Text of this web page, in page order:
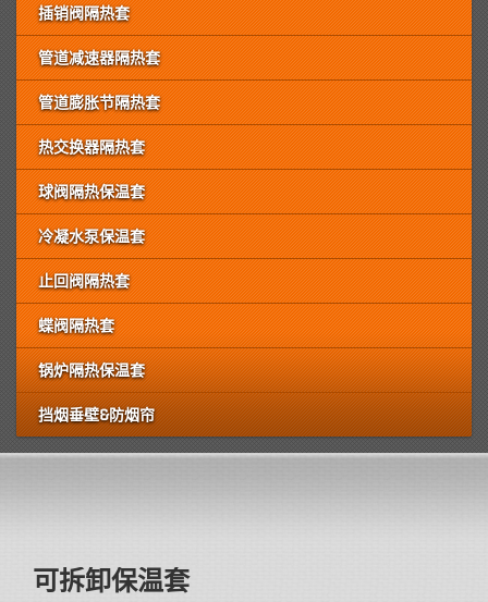
插销阀隔热套
管道减速器隔热套
管道膨胀节隔热套
热交换器隔热套
球阀隔热保温套
冷凝水泵保温套
止回阀隔热套
蝶阀隔热套
锅炉隔热保温套
挡烟垂壁&防烟帘
可拆卸保温套